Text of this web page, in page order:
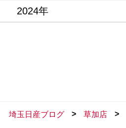
2024年
埼玉日産ブログ > 草加店 >